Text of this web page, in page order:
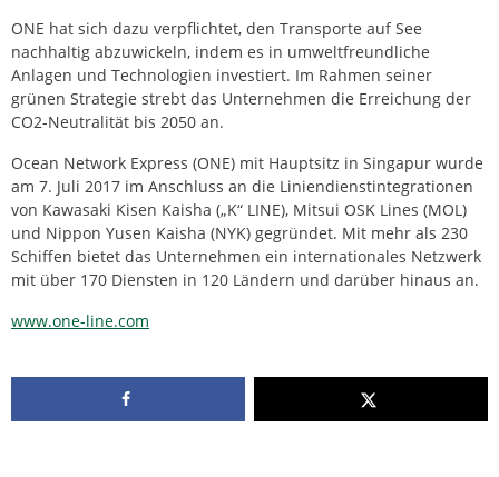
ONE hat sich dazu verpflichtet, den Transporte auf See
nachhaltig abzuwickeln, indem es in umweltfreundliche
Anlagen und Technologien investiert. Im Rahmen seiner
grünen Strategie strebt das Unternehmen die Erreichung der
CO2-Neutralität bis 2050 an.
Ocean Network Express (ONE) mit Hauptsitz in Singapur wurde
am 7. Juli 2017 im Anschluss an die Liniendienstintegrationen
von Kawasaki Kisen Kaisha („K“ LINE), Mitsui OSK Lines (MOL)
und Nippon Yusen Kaisha (NYK) gegründet. Mit mehr als 230
Schiffen bietet das Unternehmen ein internationales Netzwerk
mit über 170 Diensten in 120 Ländern und darüber hinaus an.
www.one-line.com